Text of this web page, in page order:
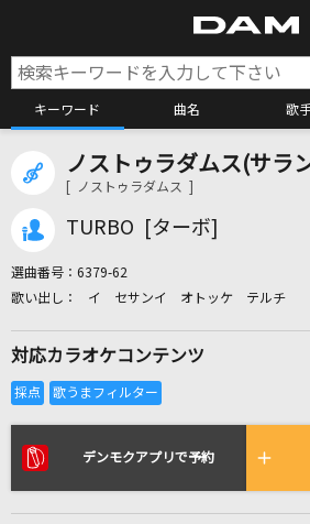
キーワード 曲名 歌
カラオケ検索
カラオケ店舗検索
リアルタイムで歌われてい
ノストゥラダムス(サラ
[ ノストゥラダムス ]
TURBO [ターボ]
選曲番号： 6379-62
イ セサンイ オトッケ テルチ
対応カラオケコンテンツ
デンモクアプリで予約